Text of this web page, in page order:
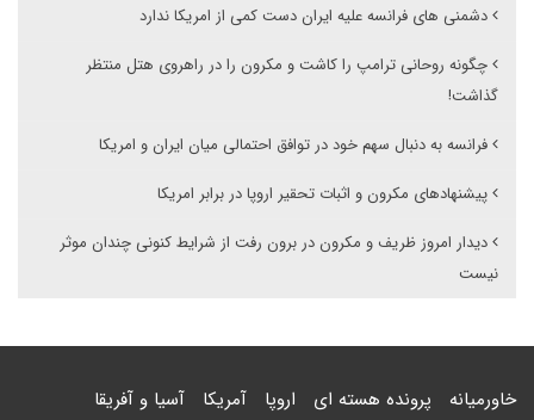
دشمنی های فرانسه علیه ایران دست کمی از امریکا ندارد
چگونه روحانی ترامپ را کاشت و مکرون را در راهروی هتل منتظر
گذاشت!
فرانسه به دنبال سهم خود در توافق احتمالی میان ایران و امریکا
پیشنهادهای مکرون و اثبات تحقیر اروپا در برابر امریکا
دیدار امروز ظریف و مکرون در برون رفت از شرایط کنونی چندان موثر
نیست
خاورمیانه پرونده هسته ای اروپا آمریکا آسیا و آفریقا